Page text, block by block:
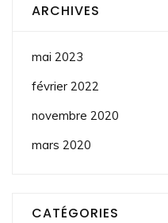
ARCHIVES
mai 2023
février 2022
novembre 2020
mars 2020
CATÉGORIES